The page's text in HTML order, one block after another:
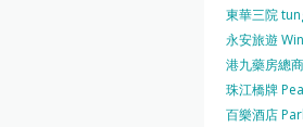
東華三院
永安旅遊
港九藥房總
珠江橋牌
百樂酒店